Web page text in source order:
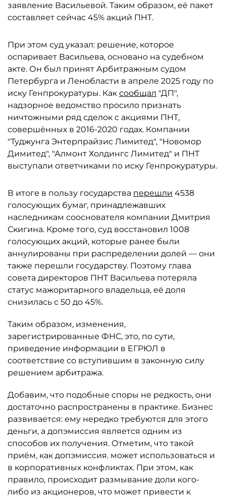
заявление Васильевой. Таким образом, её пакет
составляет сейчас 45% акций ПНТ.
При этом суд указал: решение, которое
оспаривает Васильева, основано на судебном
акте. Он был принят Арбитражным судом
Петербурга и Ленобласти в апреле 2025 году по
иску Генпрокуратуры. Как сообщал "ДП",
надзорное ведомство просило признать
ничтожными ряд сделок с акциями ПНТ,
совершённых в 2016-2020 годах. Компании
"Туджунга Энтерпрайзис Лимитед", "Новомор
Димитед", "Алмонт Холдингс Лимитед" и ПНТ
выступали ответчиками по иску Генпрокуратуры.
В итоге в пользу государства перешли 4538
голосующих бумаг, принадлежавших
наследникам сооснователя компании Дмитрия
Скигина. Кроме того, суд восстановил 1008
голосующих акций, которые ранее были
аннулированы при распределении долей — они
также перешли государству. Поэтому глава
совета директоров ПНТ Васильева потеряла
статус мажоритарного владельца, её доля
снизилась с 50 до 45%.
Таким образом, изменения,
зарегистрированные ФНС, это, по сути,
приведение информации в ЕГРЮЛ в
соответствие со вступившим в законную силу
решением арбитража.
Добавим, что подобные споры не редкость, они
достаточно распространены в практике. Бизнес
развивается: ему нередко требуются для этого
деньги, а допэмиссия является одним из
способов их получения. Отметим, что такой
приём, как допэмиссия. может использоваться и
в корпоративных конфликтах. При этом, как
правило, происходит размывание доли кого-
либо из акционеров, что может привести к